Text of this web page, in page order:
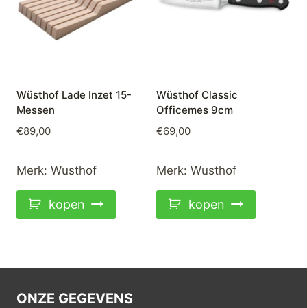
Wüsthof Lade Inzet 15-
Messen
€89,00
Merk: Wusthof
kopen
Wüsthof Classic
Officemes 9cm
€69,00
Merk: Wusthof
kopen
ONZE GEGEVENS